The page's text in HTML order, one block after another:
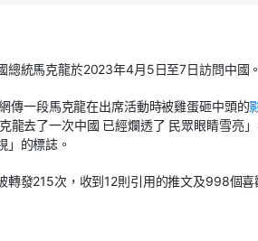
總統馬克龍於2023年4月5日至7日訪問中國 。
網傳一段馬克龍在出席活動時被雞蛋砸中頭的
龍去了一次中國 已經爛透了 民眾眼睛雪亮」
」的標誌。
轉發215次，收到12則引用的推文及998個喜